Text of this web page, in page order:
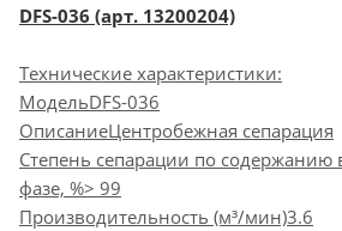
DFS-036 (арт. 13200204)
Технические характеристики:
МодельDFS-036
ОписаниеЦентробежная сепарация
Степень сепарации по
фазе, %> 99
Производительность (м³/мин)3.6